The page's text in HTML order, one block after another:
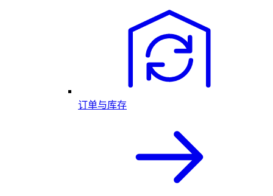
订单与库存